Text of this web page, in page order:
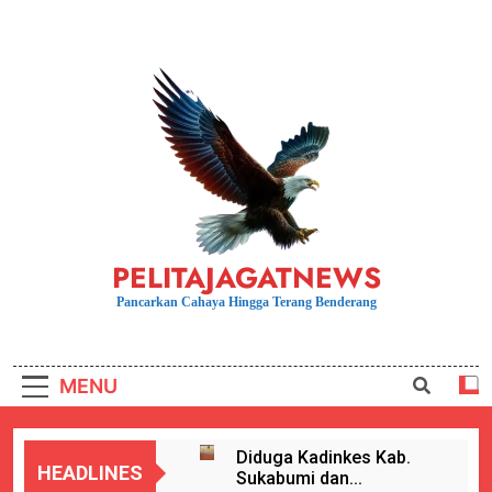
PELITAJAGATNEWS
Pancarkan Cahaya Hingga Terang Benderang
MENU
HEADLINES
Diduga Kadinkes Kab.
Sukabumi dan